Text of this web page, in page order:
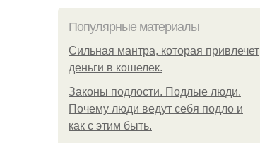
Популярные материалы
Сильная мантра, которая привлечет
деньги в кошелек.
Законы подлости. Подлые люди.
Почему люди ведут себя подло и
как с этим быть.